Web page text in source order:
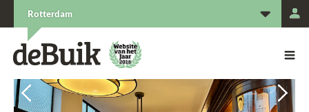
Rotterdam
De Buik van {city: city}
De Buik